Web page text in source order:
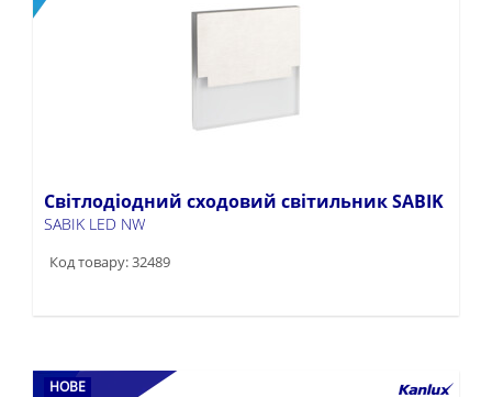
Світлодіодний сходовий світильник SABIK
SABIK LED NW
Код товару: 32489
НОВЕ